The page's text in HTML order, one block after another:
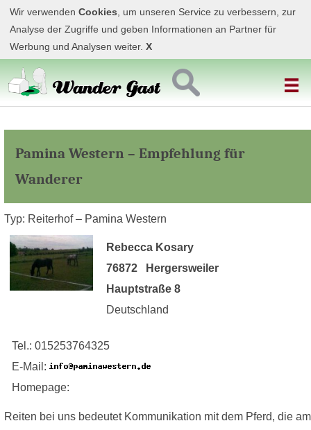
Wir verwenden Cookies , um unseren Service zu verbessern, zur
Analyse der Zugriffe und geben Informationen an Partner für
Werbung und Analysen weiter. X
Pamina Western – Empfehlung für
Wanderer
Typ: Reiterhof – Pamina Western
Rebecca Kosary
76872 Hergersweiler
Hauptstraße 8
Deutschland
Tel.: 015253764325
E-Mail:
Homepage:
Reiten bei uns bedeutet Kommunikation mit dem Pferd, die am